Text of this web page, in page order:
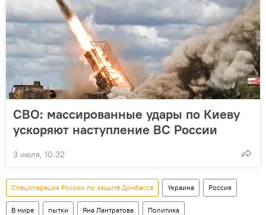
СВО: массированные удары по Киеву
ускоряют наступление ВС России
3 июля, 10:32
Спецоперация России по защите Донбасса Украина Россия
В мире пытки Яна Лантратова Политика